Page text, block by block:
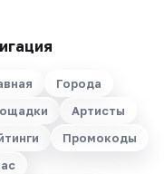
Города
Артисты
Промокоды